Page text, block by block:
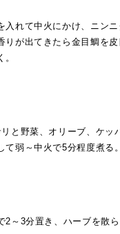
入れて中火にかけ、ニン
りが出てきたら金目鯛を
と野菜、オリーブ、ケッ
て弱～中火で5分程度煮る。
2～3分置き、ハーブを散ら